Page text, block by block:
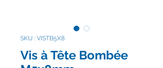
SKU : VISTB5X8
Vis à Tête Bombée